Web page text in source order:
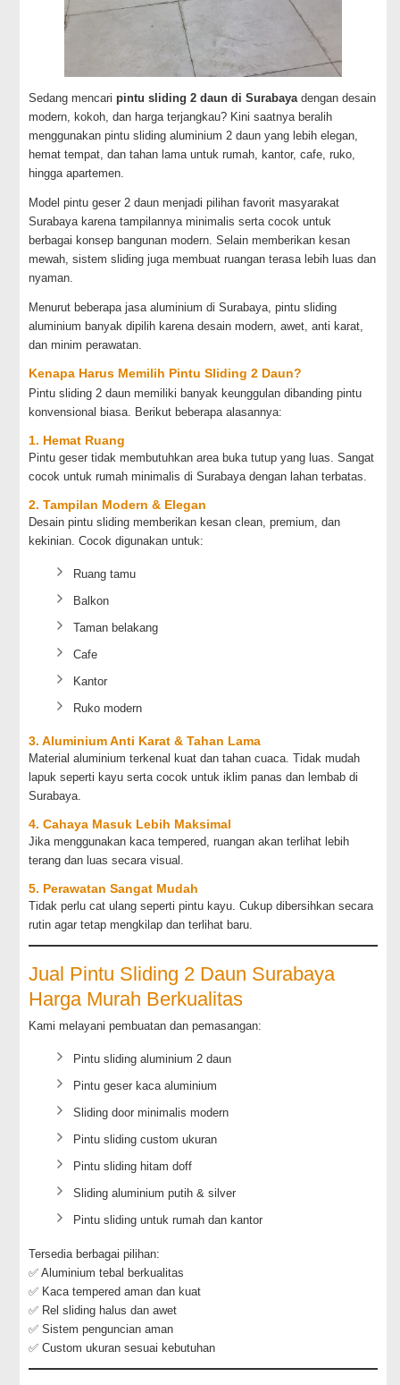
Sedang mencaripintu sliding 2 daun di Surabayadengan desain
modern, kokoh, dan harga terjangkau? Kini saatnya beralih
menggunakan pintu sliding aluminium 2 daun yang lebih elegan,
hemat tempat, dan tahan lama untuk rumah, kantor, cafe, ruko,
hingga apartemen.
Model pintu geser 2 daun menjadi pilihan favorit masyarakat
Surabaya karena tampilannya minimalis serta cocok untuk
berbagai konsep bangunan modern. Selain memberikan kesan
mewah, sistem sliding juga membuat ruangan terasa lebih luas dan
nyaman.
Menurut beberapa jasa aluminium di Surabaya, pintu sliding
aluminium banyak dipilih karena desain modern, awet, anti karat,
dan minim perawatan.
Kenapa Harus Memilih Pintu Sliding 2 Daun?
Pintu sliding 2 daun memiliki banyak keunggulan dibanding pintu
konvensional biasa. Berikut beberapa alasannya:
1. Hemat Ruang
Pintu geser tidak membutuhkan area buka tutup yang luas. Sangat
cocok untuk rumah minimalis di Surabaya dengan lahan terbatas.
2. Tampilan Modern & Elegan
Desain pintu sliding memberikan kesan clean, premium, dan
kekinian. Cocok digunakan untuk:
Ruang tamu
Balkon
Taman belakang
Cafe
Kantor
Ruko modern
3. Aluminium Anti Karat & Tahan Lama
Material aluminium terkenal kuat dan tahan cuaca. Tidak mudah
lapuk seperti kayu serta cocok untuk iklim panas dan lembab di
Surabaya.
4. Cahaya Masuk Lebih Maksimal
Jika menggunakan kaca tempered, ruangan akan terlihat lebih
terang dan luas secara visual.
5. Perawatan Sangat Mudah
Tidak perlu cat ulang seperti pintu kayu. Cukup dibersihkan secara
rutin agar tetap mengkilap dan terlihat baru.
Jual Pintu Sliding 2 Daun Surabaya
Harga Murah Berkualitas
Kami melayani pembuatan dan pemasangan:
Pintu sliding aluminium 2 daun
Pintu geser kaca aluminium
Sliding door minimalis modern
Pintu sliding custom ukuran
Pintu sliding hitam doff
Sliding aluminium putih & silver
Pintu sliding untuk rumah dan kantor
Tersedia berbagai pilihan:
✅ Aluminium tebal berkualitas
✅ Kaca tempered aman dan kuat
✅ Rel sliding halus dan awet
✅ Sistem penguncian aman
✅ Custom ukuran sesuai kebutuhan